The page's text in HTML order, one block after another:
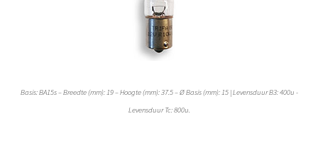
Basis: BA15s – Breedte (mm): 19 – Hoogte (mm): 37.5 – Ø Basis (mm): 15 | Levensduur B3: 400u -
Levensduur Tc: 800u.